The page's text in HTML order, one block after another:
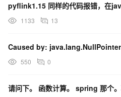
output.encoding=UTF-8
encoding.default=UTF-8
# Filepath for error
#  relative to web
# Directory for layout
#  relative to web
1133 13
Caused by:
550 0